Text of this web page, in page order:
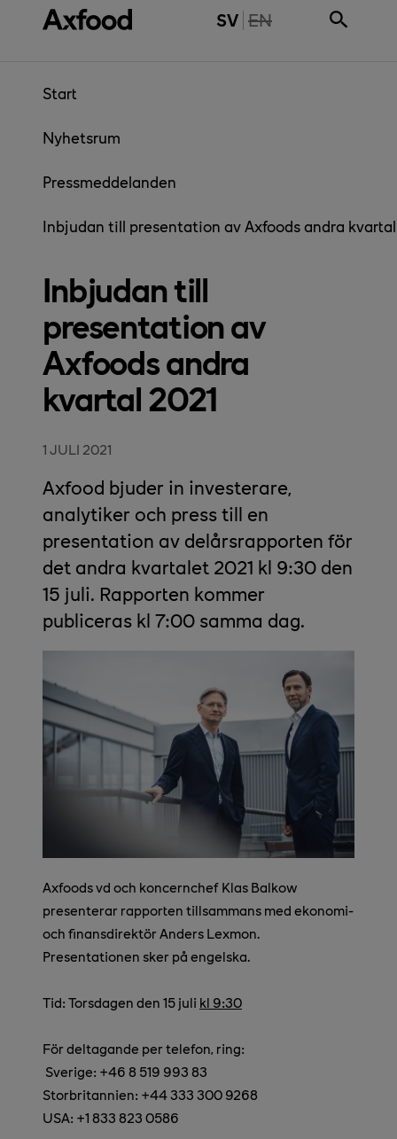
Gå direkt till innehåll SV THE PAGE IS NOT
EN
Start
Nyhetsrum
Pressmeddelanden
Inbjudan till presentation av Axfoods andra
Inbjudan till
presentation av
Axfoods andra
kvartal 2021
1 JULI 2021
Axfood bjuder in investerare,
analytiker och press till en
presentation av delårsrapporten för
det andra kvartalet 2021 kl 9:30 den
15 juli. Rapporten kommer
publiceras kl 7:00 samma dag.
Axfoods vd och koncernchef Klas Balkow
presenterar rapporten tillsammans med ekonomi-
och finansdirektör Anders Lexmon.
Presentationen sker på engelska.
Tid: Torsdagen den 15 juli kl 9:30
För deltagande per telefon, ring:
Sverige: +46 8 519 993 83
Storbritannien: +44 333 300 9268
USA: +1 833 823 0586